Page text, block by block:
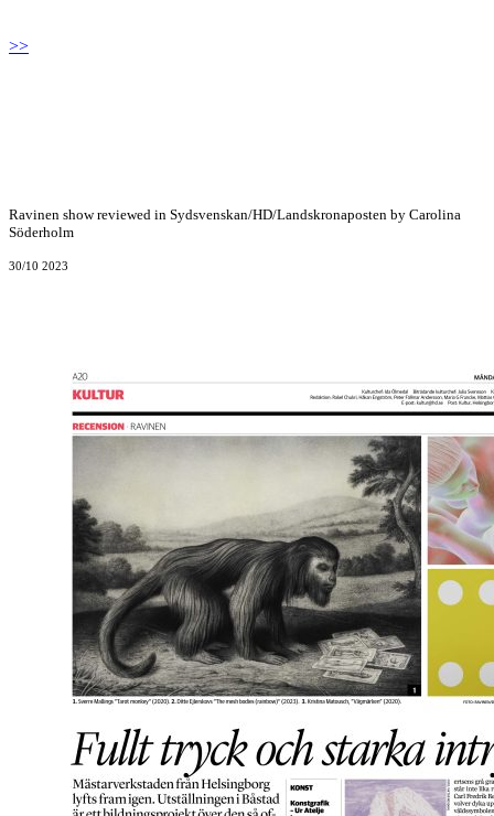
>>
Ravinen show reviewed in Sydsvenskan/HD/Landskronaposten by Carolina
Söderholm
30/10 2023